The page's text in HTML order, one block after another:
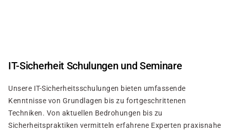
IT-Sicherheit Schulungen und Seminare
Unsere IT-Sicherheitsschulungen bieten umfassende
Kenntnisse von Grundlagen bis zu fortgeschrittenen
Techniken. Von aktuellen Bedrohungen bis zu
Sicherheitspraktiken vermitteln erfahrene Experten praxisnahe